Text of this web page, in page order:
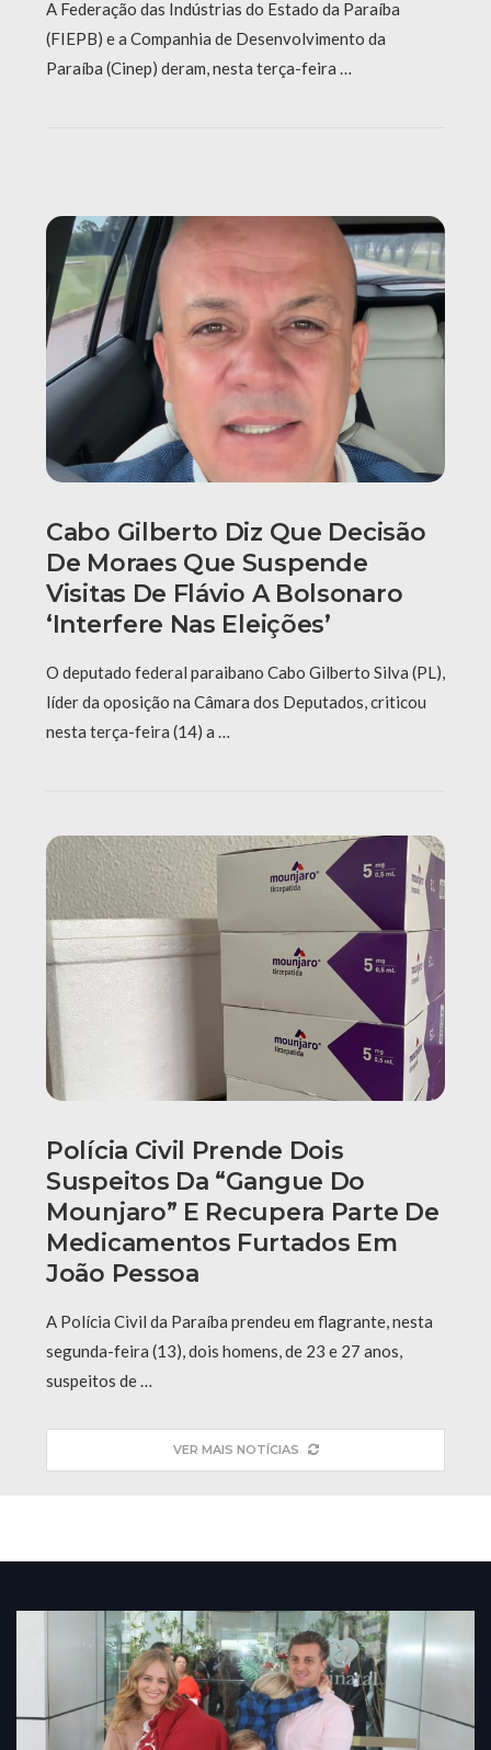
A Federação das Indústrias do Estado da Paraíba
(FIEPB) e a Companhia de Desenvolvimento da
Paraíba (Cinep) deram, nesta terça-feira …
Cabo Gilberto Diz Que Decisão
De Moraes Que Suspende
Visitas De Flávio A Bolsonaro
‘interfere Nas Eleições’
O deputado federal paraibano Cabo Gilberto Silva (PL),
líder da oposição na Câmara dos Deputados, criticou
nesta terça-feira (14) a …
Polícia Civil Prende Dois
Suspeitos Da “Gangue Do
Mounjaro” E Recupera Parte De
Medicamentos Furtados Em
João Pessoa
A Polícia Civil da Paraíba prendeu em flagrante, nesta
segunda-feira (13), dois homens, de 23 e 27 anos,
suspeitos de …
VER MAIS NOTÍCIAS